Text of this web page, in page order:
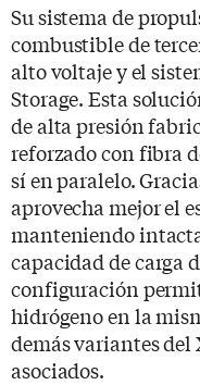
Su sistema de
combustible de
alto voltaje y el
Storage. Esta
de alta presión
reforzado con fibra
sí en paralelo.
aprovecha mejor el
manteniendo
capacidad de carga
configuración
hidrógeno en la
demás variantes del
asociados.